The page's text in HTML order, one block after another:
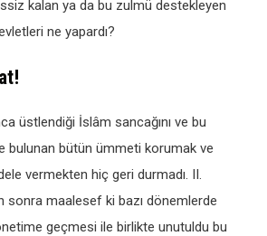
kalan ya da bu zulmü destekleyen
ne yapardı?
üstlendiği İslâm sancağını ve bu
bulunan bütün ümmeti korumak ve
vermekten hiç geri durmadı. II.
sonra maalesef ki bazı dönemlerde
geçmesi ile birlikte unutuldu bu